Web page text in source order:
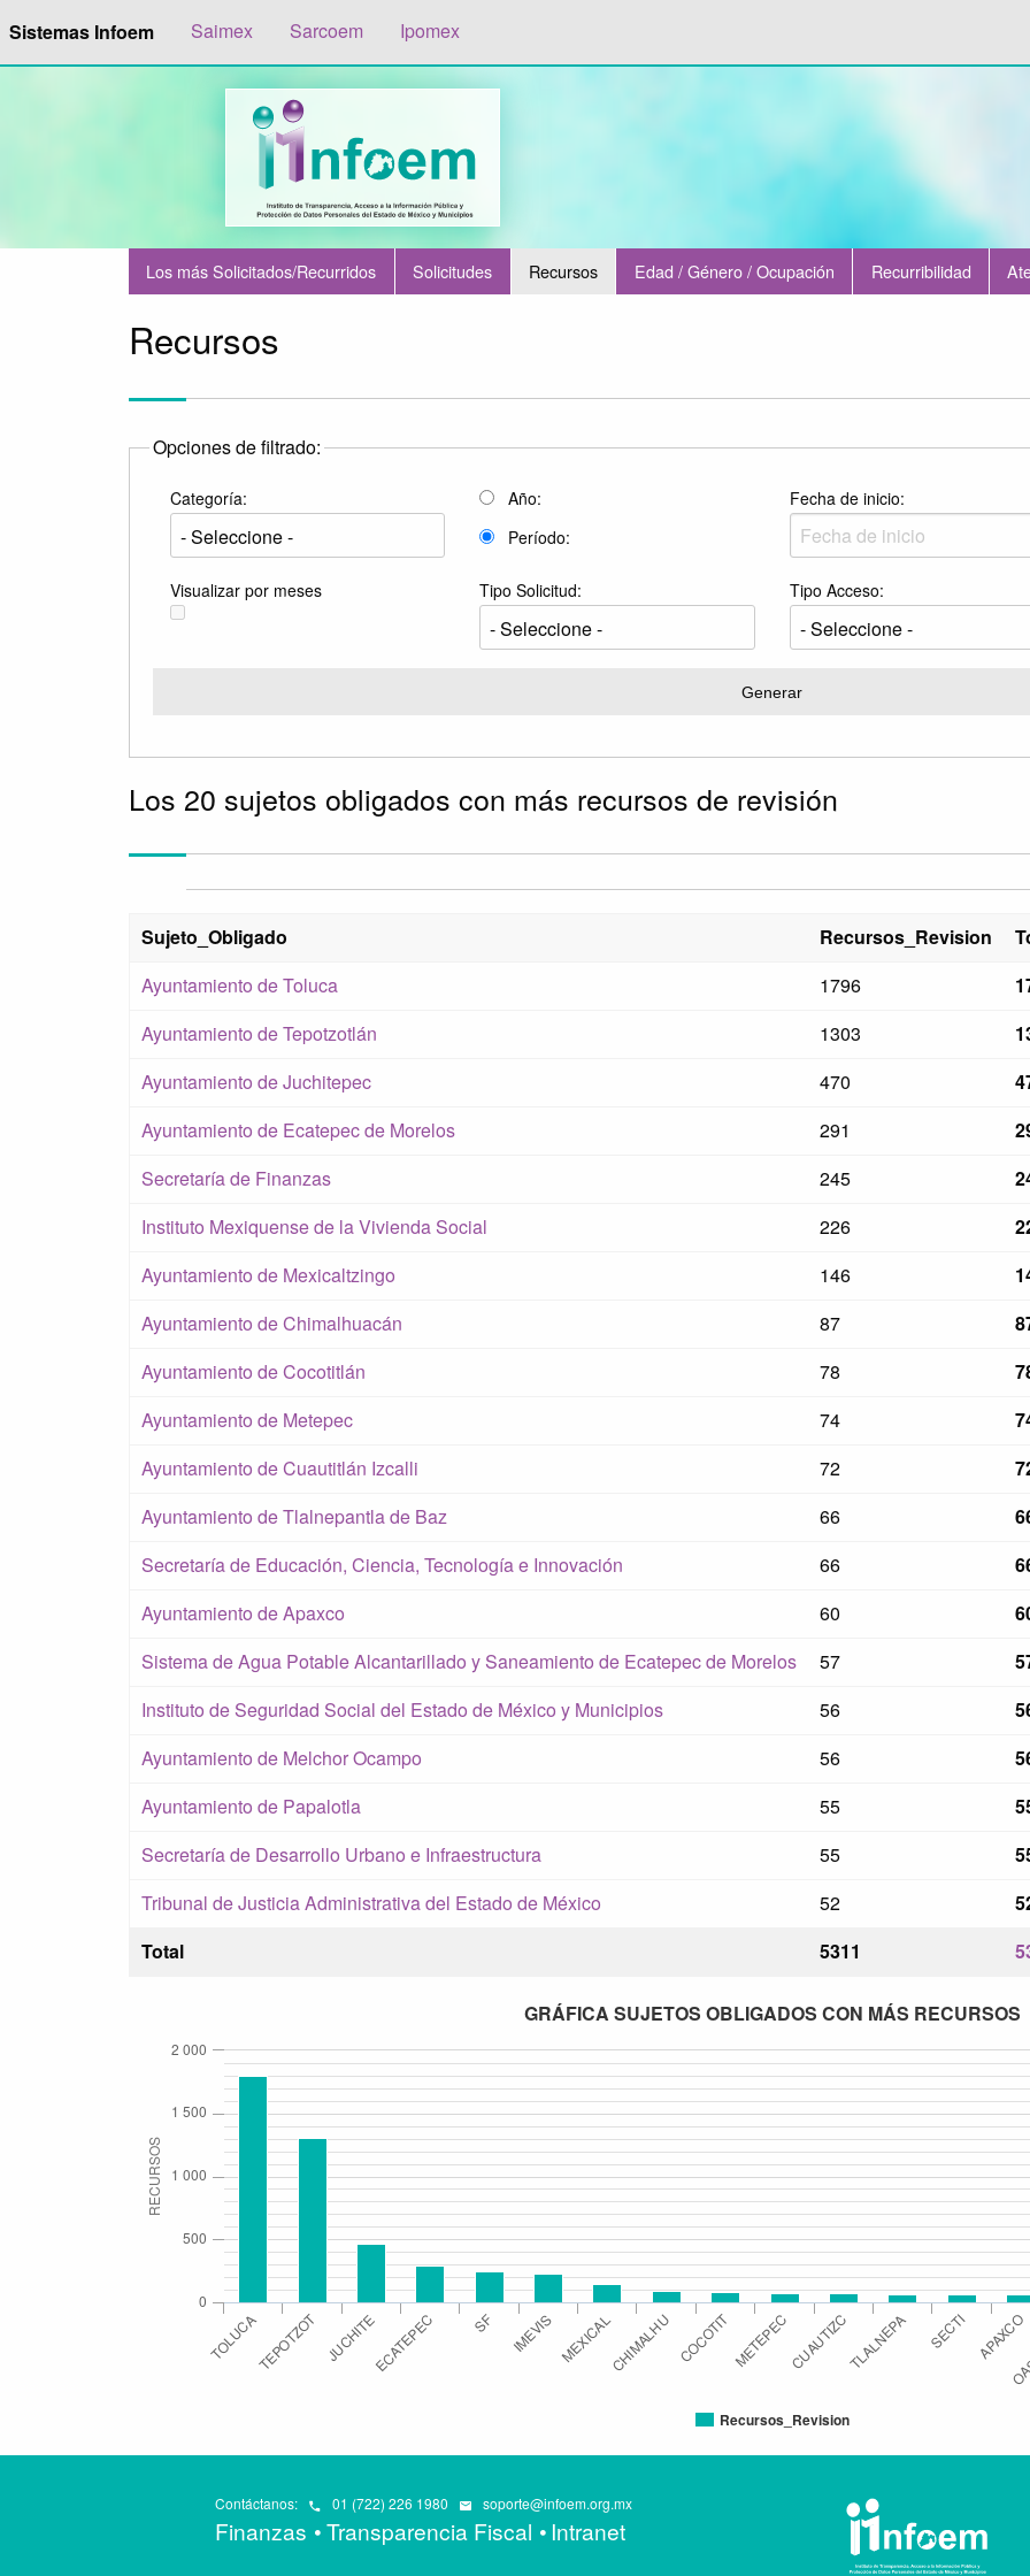
Sistemas Infoem Saimex Sarcoem Ipomex
Los más Solicitados/Recurridos Solicitudes Recursos Edad / Género / Ocupación Recurribilidad
Recursos
Opciones de filtrado:
Categoría:
Año:
Período:
Fecha de inicio:
Visualizar por meses Tipo Solicitud: Tipo Acceso:
Generar
Los 20 sujetos obligados con más recursos de revisión
Sujeto_Obligado Recursos_Revision
Ayuntamiento de Toluca
1796
Ayuntamiento de Tepotzotlán
1303
Ayuntamiento de Juchitepec
470
Ayuntamiento de Ecatepec de Morelos
291
Secretaría de Finanzas
245
Instituto Mexiquense de la Vivienda Social
226
Ayuntamiento de Mexicaltzingo
146
Ayuntamiento de Chimalhuacán
87
Ayuntamiento de Cocotitlán
78
Ayuntamiento de Metepec
74
Ayuntamiento de Cuautitlán Izcalli
72
Ayuntamiento de Tlalnepantla de Baz
66
Secretaría de Educación, Ciencia, Tecnología e Innovación
66
Ayuntamiento de Apaxco
60
Sistema de Agua Potable Alcantarillado y Saneamiento de Ecatepec de Morelos
57
Instituto de Seguridad Social del Estado de México y Municipios
56
Ayuntamiento de Melchor Ocampo
56
Ayuntamiento de Papalotla
55
Secretaría de Desarrollo Urbano e Infraestructura
55
Tribunal de Justicia Administrativa del Estado de México
52
Total
5311
RECURSOS
GRÁFICA SUJETOS OBLIGADOS CON MÁS RECURSOS
Recursos_Revision
TOLUCATEPOTZOT JUCHITEECATEPEC SF IMEVIS MEXICALCHIMALHU COCOTIT METEPECCUAUTIZCTLALNEPA SECTI APAXCO
0
500
1 000
1 500
2 000
Contáctanos: 01 (722) 226 1980 soporte@infoem.org.mx
Finanzas Transparencia Fiscal Intranet